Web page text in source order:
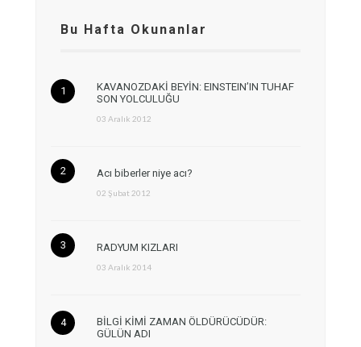
Bu Hafta Okunanlar
KAVANOZDAKİ BEYİN: EINSTEIN’IN TUHAF
SON YOLCULUĞU
03 Aralık 2012
Acı biberler niye acı?
02 Şubat 2012
RADYUM KIZLARI
03 Aralık 2014
BİLGİ KİMİ ZAMAN ÖLDÜRÜCÜDÜR:
GÜLÜN ADI